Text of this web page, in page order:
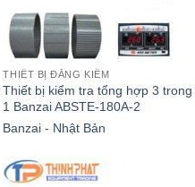
THIẾT BỊ ĐĂNG KIỂM
Thiết bị kiểm tra tổng hợp 3 trong
1 Banzai ABSTE-180A-2
Banzai - Nhật Bản